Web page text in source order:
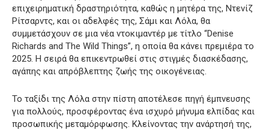
επιχειρηματική δραστηριότητα, καθώς η μητέρα της, Ντενίζ
Ρίτσαρντς, και οι αδελφές της, Σάμι και Λόλα, θα
συμμετάσχουν σε μια νέα ντοκιμαντέρ με τίτλο “Denise
Richards and The Wild Things”, η οποία θα κάνει πρεμιέρα το
2025. Η σειρά θα επικεντρωθεί στις στιγμές διασκέδασης,
αγάπης και απρόβλεπτης ζωής της οικογένειας.
Το ταξίδι της Λόλα στην πίστη αποτέλεσε πηγή έμπνευσης
για πολλούς, προσφέροντας ένα ισχυρό μήνυμα ελπίδας και
προσωπικής μεταμόρφωσης. Κλείνοντας την ανάρτησή της,